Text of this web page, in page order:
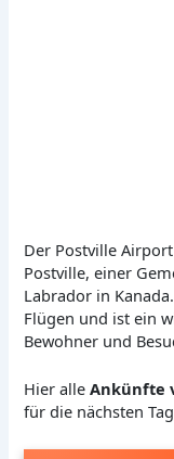
Der Postville
Postville, einer
Labrador in
Flügen und ist ein
Bewohner und
Hier alleAnkünfte
für die nächsten